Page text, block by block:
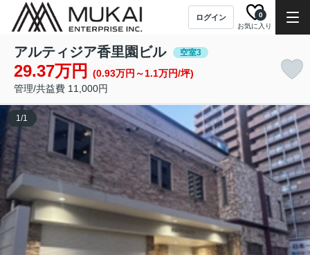
ログイン
お気に入り
0
アルティジア香里園ビル 空室3
29.37万円
(0.93万円～1.1万円/坪)
管理/共益費 11,000円
1/1